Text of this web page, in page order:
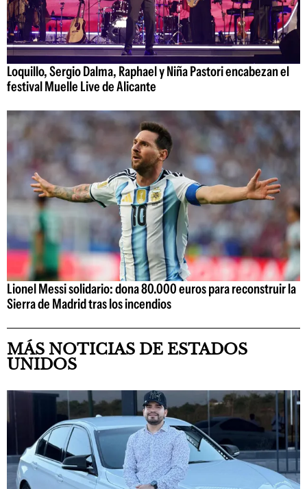
Loquillo, Sergio Dalma, Raphael y Niña Pastori encabezan el
festival Muelle Live de Alicante
Lionel Messi solidario: dona 80.000 euros para reconstruir la
Sierra de Madrid tras los incendios
MÁS NOTICIAS DE ESTADOS
UNIDOS